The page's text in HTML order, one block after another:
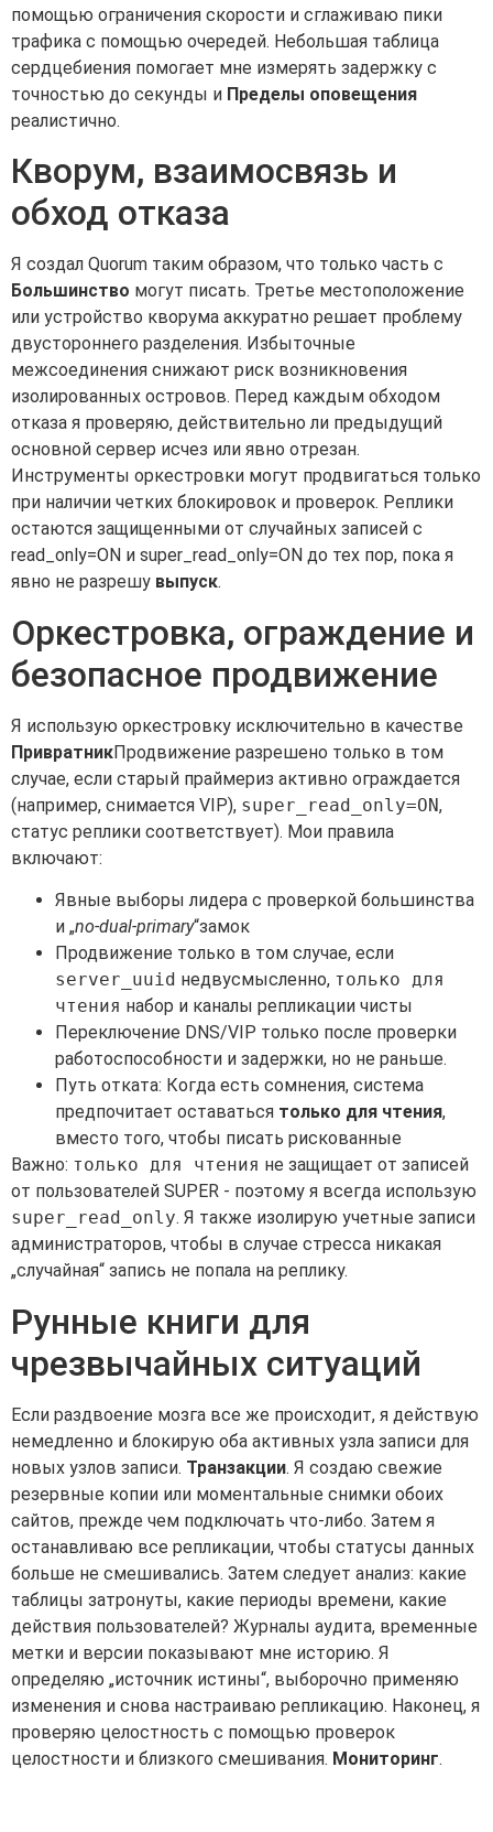
помощью ограничения скорости и сглаживаю пики
трафика с помощью очередей. Небольшая таблица
сердцебиения помогает мне измерять задержку с
точностью до секунды и Пределы оповещения
реалистично.
Кворум, взаимосвязь и
обход отказа
Я создал Quorum таким образом, что только часть с
Большинство могут писать. Третье местоположение
или устройство кворума аккуратно решает проблему
двустороннего разделения. Избыточные
межсоединения снижают риск возникновения
изолированных островов. Перед каждым обходом
отказа я проверяю, действительно ли предыдущий
основной сервер исчез или явно отрезан.
Инструменты оркестровки могут продвигаться только
при наличии четких блокировок и проверок. Реплики
остаются защищенными от случайных записей с
read_only=ON и super_read_only=ON до тех пор, пока я
явно не разрешу выпуск.
Оркестровка, ограждение и
безопасное продвижение
Я использую оркестровку исключительно в качестве
ПривратникПродвижение разрешено только в том
случае, если старый праймериз активно ограждается
(например, снимается VIP), super_read_only=ON,
статус реплики соответствует). Мои правила
включают:
Явные выборы лидера с проверкой большинства
и „no-dual-primary“замок
Продвижение только в том случае, если
server_uuid недвусмысленно, только для
чтения набор и каналы репликации чисты
Переключение DNS/VIP только после проверки
работоспособности и задержки, но не раньше.
Путь отката: Когда есть сомнения, система
предпочитает оставаться только для чтения,
вместо того, чтобы писать рискованные
Важно: только для чтения не защищает от записей
от пользователей SUPER - поэтому я всегда использую
super_read_only. Я также изолирую учетные записи
администраторов, чтобы в случае стресса никакая
„случайная“ запись не попала на реплику.
Рунные книги для
чрезвычайных ситуаций
Если раздвоение мозга все же происходит, я действую
немедленно и блокирую оба активных узла записи для
новых узлов записи. Транзакции. Я создаю свежие
резервные копии или моментальные снимки обоих
сайтов, прежде чем подключать что-либо. Затем я
останавливаю все репликации, чтобы статусы данных
больше не смешивались. Затем следует анализ: какие
таблицы затронуты, какие периоды времени, какие
действия пользователей? Журналы аудита, временные
метки и версии показывают мне историю. Я
определяю „источник истины“, выборочно применяю
изменения и снова настраиваю репликацию. Наконец, я
проверяю целостность с помощью проверок
целостности и близкого смешивания. Мониторинг.